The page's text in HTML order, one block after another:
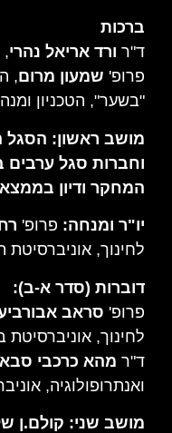
ברכות
ד"ר ורד אריאל נהרי,
פרופ' שמעון מרום,
"בשער", הטכניון
מושב ראשון: הסגל
וחברות סגל
המחקר ודיון
יו"ר ומנחה: פרופ'
לחינוך, אוניברסיטת
דוברות (סדר א-ב):
פרופ' סראב
לחינוך, אוניברסיטת
ד"ר מהא כרכבי
ואנתרופולוגיה,
מושב שני: קולם.ן